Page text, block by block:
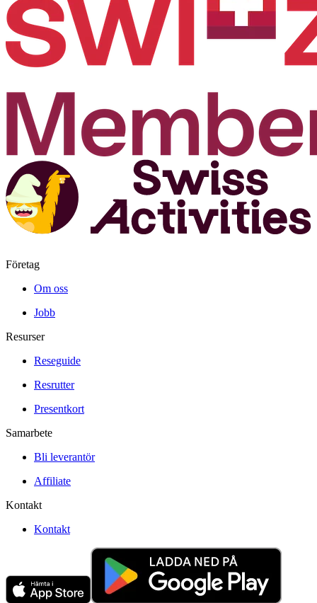
Företag
Om oss
Jobb
Resurser
Reseguide
Resrutter
Presentkort
Samarbete
Bli leverantör
Affiliate
Kontakt
Kontakt